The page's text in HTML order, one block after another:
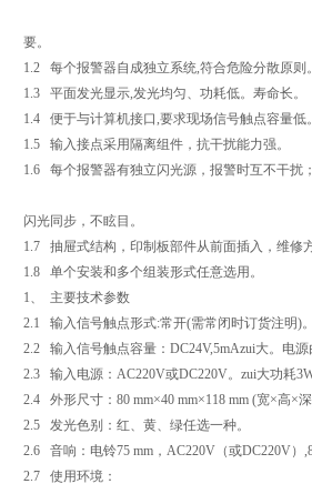
要。
1.2 每个报警器自成独立系统,符合危险分散原则。
1.3 平面发光显示,发光均匀、功耗低。寿命长。
1.4 便于与计算机接口,要求现场信号触点容量低。
1.5 输入接点采用隔离组件，抗干扰能力强。
1.6 每个报警器有独立闪光源，报警时互不干扰
闪光同步，不眩目。
1.7 抽屉式结构，印制板部件从前面插入，维修方
1.8 单个安装和多个组装形式任意选用。
1、 主要技术参数
2.1 输入信号触点形式:常开(需常闭时订货注明)。
2.2 输入信号触点容量：DC24V,5mAzui大。电源
2.3 输入电源：AC220V或DC220V。zui大功耗
2.4 外形尺寸：80 mm×40 mm×118 mm (宽×高×深)
2.5 发光色别：红、黄、绿任选一种。
2.6 音响：电铃75 mm，AC220V（或DC220V）
2.7 使用环境：